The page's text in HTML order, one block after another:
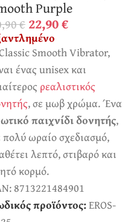
Purple
€ 22,90€
Smooth Vibrator,
ένας unisex και
ρεαλιστικός
, σε μωβ χρώμα. Ένα
παιχνίδι δονητής,
πολύ ωραίο σχεδιασμό,
λεπτό, στιβαρό και
κορμό.
8713221484901
προϊόντος:EROS-